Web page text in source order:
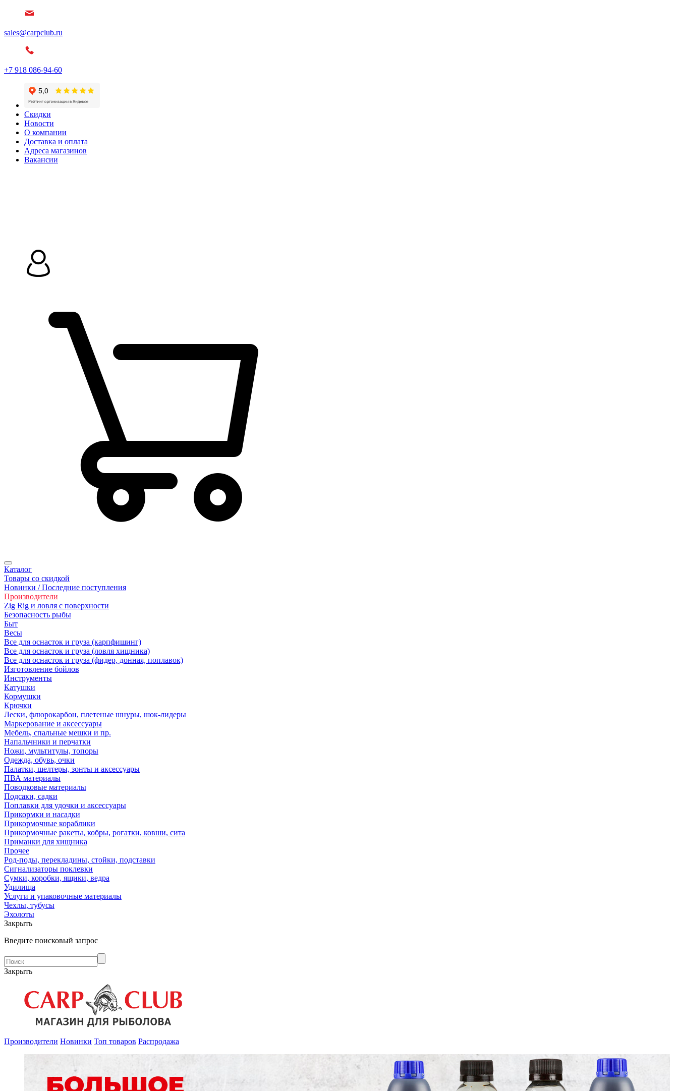
sales@carpclub.ru
+7 918 086-94-60
Скидки
Новости
О компании
Доставка и оплата
Адреса магазинов
Вакансии
Каталог
Товары со скидкой
Новинки / Последние поступления
Производители
Zig Rig и ловля с поверхности
Безoпасность рыбы
Быт
Весы
Все для оснасток и груза (карпфишинг)
Все для оснасток и груза (ловля хищника)
Все для оснасток и груза (фидер, донная, поплавок)
Изготовление бойлов
Инструменты
Катушки
Кормушки
Крючки
Лески, флюрокарбон, плетеные шнуры, шок-лидеры
Маркерование и аксессуары
Мебель, спальные мешки и пр.
Напальчники и перчатки
Ножи, мультитулы, топоры
Одежда, обувь, очки
Палатки, шелтеры, зонты и аксессуары
ПВА материалы
Поводковые материалы
Подсаки, садки
Поплавки для удочки и аксессуары
Прикормки и насадки
Прикормочные кораблики
Прикормочные ракеты, кобры, рогатки, ковши, сита
Приманки для хищника
Прочее
Род-поды, перекладины, стойки, подставки
Сигнализаторы поклевки
Сумки, коробки, ящики, ведра
Удилища
Услуги и упаковочные материалы
Чехлы, тубусы
Эхолоты
Закрыть
Введите поисковый запрос
Закрыть
Производители Новинки Топ товаров Распродажа